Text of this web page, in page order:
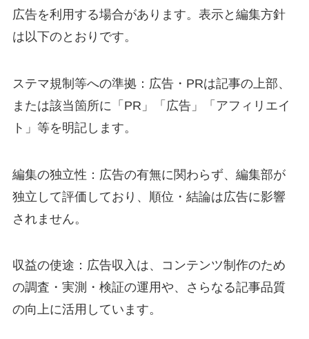
広告を利用する場合があります。表示と編集方針
は以下のとおりです。
ステマ規制等への準拠：広告・PRは記事の上部、
または該当箇所に「PR」「広告」「アフィリエイ
ト」等を明記します。
編集の独立性：広告の有無に関わらず、編集部が
独立して評価しており、順位・結論は広告に影響
されません。
収益の使途：広告収入は、コンテンツ制作のため
の調査・実測・検証の運用や、さらなる記事品質
の向上に活用しています。